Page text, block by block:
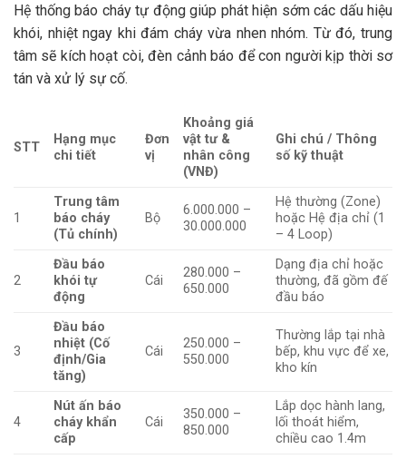
Hệ thống báo cháy tự động giúp phát hiện sớm các dấu hiệu
khói, nhiệt ngay khi đám cháy vừa nhen nhóm. Từ đó, trung
tâm sẽ kích hoạt còi, đèn cảnh báo để con người kịp thời sơ
tán và xử lý sự cố.
STT
Hạng mục
chi tiết
Đơn
vị
Khoảng giá
vật tư &
nhân công
(VNĐ)
Ghi chú / Thông
số kỹ thuật
1
Trung tâm
báo cháy
(Tủ chính)
Bộ
6.000.000 –
30.000.000
Hệ thường (Zone)
hoặc Hệ địa chỉ (1
– 4 Loop)
2
Đầu báo
khói tự
động
Cái
280.000 –
650.000
Dạng địa chỉ hoặc
thường, đã gồm đế
đầu báo
3
Đầu báo
nhiệt (Cố
định/Gia
tăng)
Cái
250.000 –
550.000
Thường lắp tại nhà
bếp, khu vực để xe,
kho kín
4
Nút ấn báo
cháy khẩn
cấp
Cái
350.000 –
850.000
Lắp dọc hành lang,
lối thoát hiểm,
chiều cao 1.4m